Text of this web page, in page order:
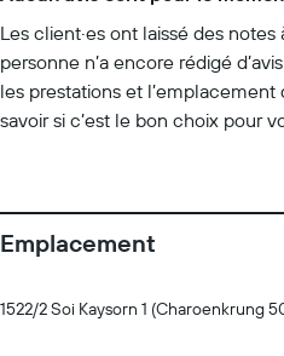
Les client·es ont laissé des
personne n’a encore rédigé
les prestations et
savoir si c’est le bon choix pour
Emplacement
1522/2 Soi Kaysorn 1 (Charoenkrung